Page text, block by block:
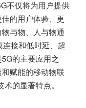
不仅将为用户提供
的用户体验、更
与物、人与物通
接和低时延、超
的主要应用之
赋能的移动物联
的显著特点。